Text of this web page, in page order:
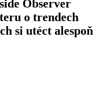
Observer
o trendech
si utéct alespoň